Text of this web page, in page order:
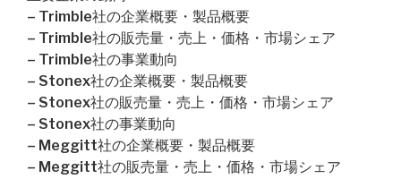
– Trimble社の企業概要・製品概要
– Trimble社の販売量・売上・価格・市場シェア
– Trimble社の事業動向
– Stonex社の企業概要・製品概要
– Stonex社の販売量・売上・価格・市場シェア
– Stonex社の事業動向
– Meggitt社の企業概要・製品概要
– Meggitt社の販売量・売上・価格・市場シェア